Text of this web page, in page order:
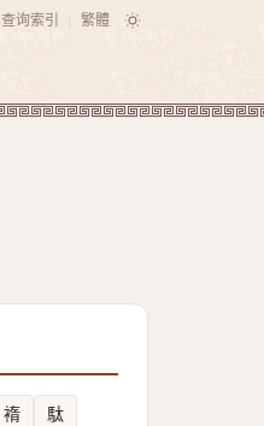
查询索引 繁體
䙃
駄